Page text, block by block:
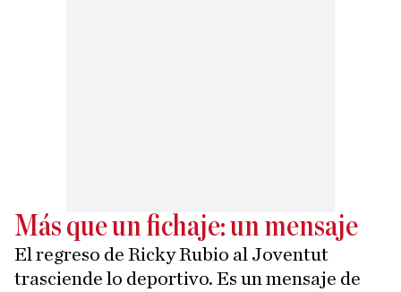
Más que un fichaje: un mensaje
El regreso de Ricky Rubio al Joventut
trasciende lo deportivo. Es un mensaje de